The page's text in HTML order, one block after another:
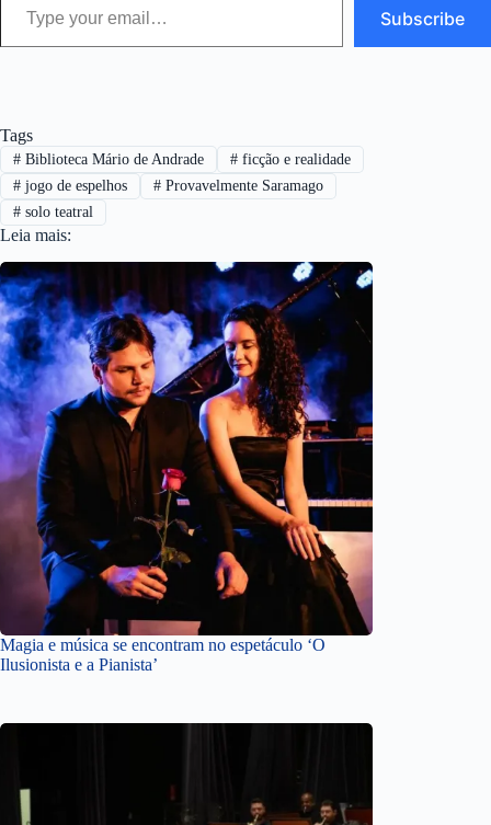
Subscribe
Tags
#Biblioteca Mário de Andrade #ficção e realidade
#jogo de espelhos #Provavelmente Saramago
#solo teatral
Leia mais:
Magia e música se encontram no espetáculo ‘O
Ilusionista e a Pianista’